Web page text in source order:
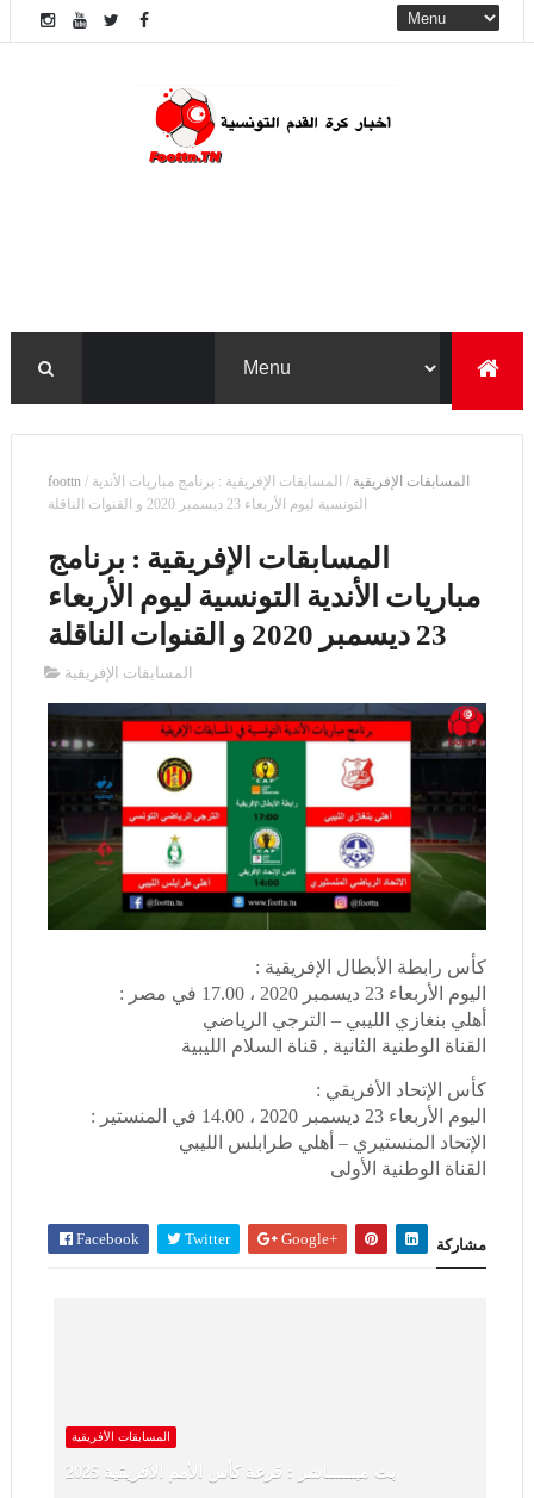
foottn / المسابقات الإفريقية / المسابقات الإفريقية : برنامج مباريات الأندية
التونسية ليوم الأربعاء 23 ديسمبر 2020 و القنوات الناقلة
المسابقات الإفريقية : برنامج
مباريات الأندية التونسية ليوم الأربعاء
23 ديسمبر 2020 و القنوات الناقلة
المسابقات الإفريقية
كأس رابطة الأبطال الإفريقية :
اليوم الأربعاء 23 ديسمبر 2020 ، 17.00 في مصر :
أهلي بنغازي الليبي – الترجي الرياضي
القناة الوطنية الثانية , قناة السلام الليبية
كأس الإتحاد الأفريقي :
اليوم الأربعاء 23 ديسمبر 2020 ، 14.00 في المنستير :
الإتحاد المنستيري – أهلي طرابلس الليبي
القناة الوطنية الأولى
مشاركة Facebook Twitter Google+
المسابقات الأفريقية
بث مبــــــاشر : قرعة كأس الأمم الأفريقية 2025